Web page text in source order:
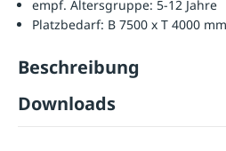
empf. Altersgruppe: 5-12 Jahre
Platzbedarf: B 7500 x T 4000 mm
Beschreibung
Downloads